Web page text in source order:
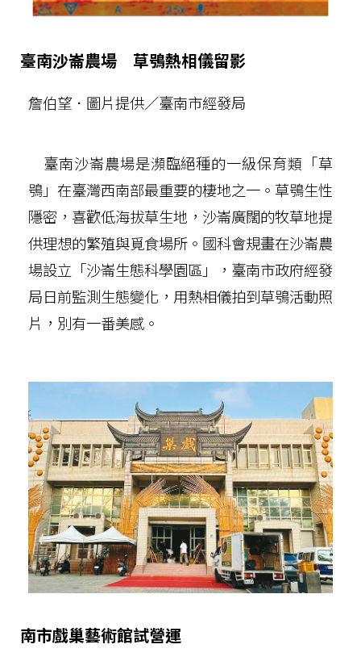
臺南沙崙農場 草鴞熱相儀留影
詹伯望．圖片提供／臺南市經發局
臺南沙崙農場是瀕臨絕種的一級保育類「草
鴞」在臺灣西南部最重要的棲地之一。草鴞生性
隱密，喜歡低海拔草生地，沙崙廣闊的牧草地提
供理想的繁殖與覓食場所。國科會規畫在沙崙農
場設立「沙崙生態科學園區」，臺南市政府經發
局日前監測生態變化，用熱相儀拍到草鴞活動照
片，別有一番美感。
南市戲巢藝術館試營運